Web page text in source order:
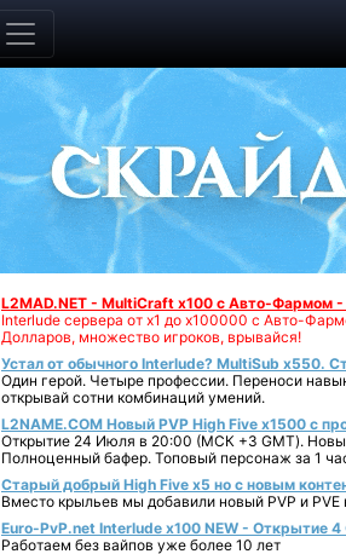
L2MAD.NET - MultiCraft x100 с Авто-Фармом
Interlude сервера от х1 до х100000 с Авто-
Долларов, множество игроков, врывайся!
Устал от обычного Interlude? MultiSub x550.
Один герой. Четыре профессии. Переноси
открывай сотни комбинаций умений.
L2NAME.COM Новый PVP High Five x1500 с
Открытие 24 Июля в 20:00 (МСК +3 GMT).
Полноценный бафер. Топовый персонаж за 1
Старый добрый High Five x5 но с новым
Вместо крыльев мы добавили новый PVP и PVE
Euro-PvP.net Interlude х100 NEW - Открытие 4
Работаем без вайпов уже более 10 лет